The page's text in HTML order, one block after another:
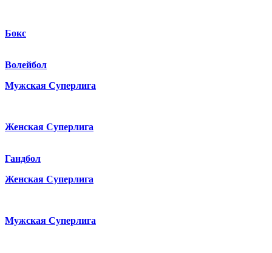
Бокс
Волейбол
Мужская Суперлига
Женская Суперлига
Гандбол
Женская Суперлига
Мужская Суперлига